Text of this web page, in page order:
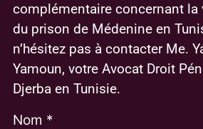
complémentaire concernant la
du prison de Médenine en
n’hésitez pas à contacter Me.
Yamoun, votre Avocat Droit
Djerba en Tunisie.
Nom *